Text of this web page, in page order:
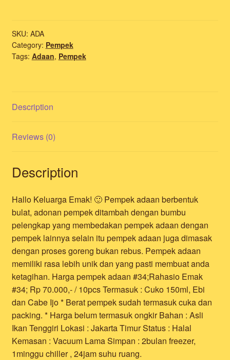
SKU: ADA
Category: Pempek
Tags: Adaan, Pempek
Description
Reviews (0)
Description
Hallo Keluarga Emak! 🙂 Pempek adaan berbentuk
bulat, adonan pempek ditambah dengan bumbu
pelengkap yang membedakan pempek adaan dengan
pempek lainnya selain itu pempek adaan juga dimasak
dengan proses goreng bukan rebus. Pempek adaan
memiliki rasa lebih unik dan yang pasti membuat anda
ketagihan. Harga pempek adaan #34;Rahasio Emak
#34; Rp 70.000,- / 10pcs Termasuk : Cuko 150ml, Ebi
dan Cabe Ijo * Berat pempek sudah termasuk cuka dan
packing. * Harga belum termasuk ongkir Bahan : Asli
Ikan Tenggiri Lokasi : Jakarta Timur Status : Halal
Kemasan : Vacuum Lama Simpan : 2bulan freezer,
1minggu chiller , 24jam suhu ruang.